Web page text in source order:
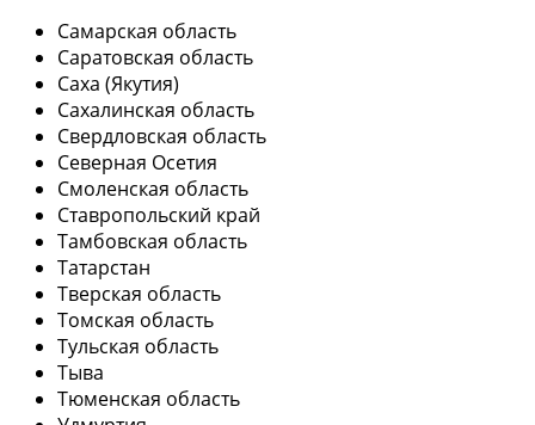
Самарская область
Саратовская область
Саха (Якутия)
Сахалинская область
Свердловская область
Северная Осетия
Смоленская область
Ставропольский край
Тамбовская область
Татарстан
Тверская область
Томская область
Тульская область
Тыва
Тюменская область